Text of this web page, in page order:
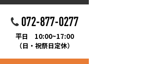
072-877-0277
平日 10:00~17:00
（日・祝祭日定休）